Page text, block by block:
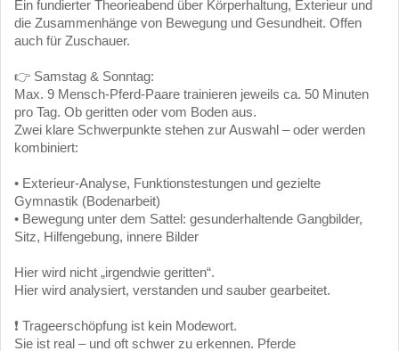
Ein fundierter Theorieabend über Körperhaltung, Exterieur und
die Zusammenhänge von Bewegung und Gesundheit. Offen
auch für Zuschauer.
👉 Samstag & Sonntag:
Max. 9 Mensch-Pferd-Paare trainieren jeweils ca. 50 Minuten
pro Tag. Ob geritten oder vom Boden aus.
Zwei klare Schwerpunkte stehen zur Auswahl – oder werden
kombiniert:
• Exterieur-Analyse, Funktionstestungen und gezielte
Gymnastik (Bodenarbeit)
• Bewegung unter dem Sattel: gesunderhaltende Gangbilder,
Sitz, Hilfengebung, innere Bilder
Hier wird nicht „irgendwie geritten“.
Hier wird analysiert, verstanden und sauber gearbeitet.
❗ Trageerschöpfung ist kein Modewort.
Sie ist real – und oft schwer zu erkennen. Pferde